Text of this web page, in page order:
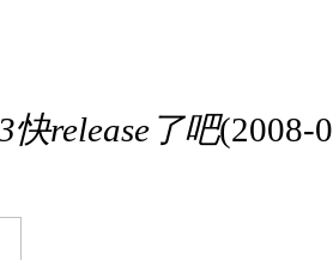
快release了吧(2008-